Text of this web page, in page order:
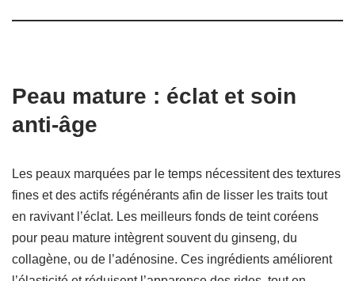
Peau mature : éclat et soin
anti-âge
Les peaux marquées par le temps nécessitent des textures
fines et des actifs régénérants afin de lisser les traits tout
en ravivant l’éclat. Les meilleurs fonds de teint coréens
pour peau mature intègrent souvent du ginseng, du
collagène, ou de l’adénosine. Ces ingrédients améliorent